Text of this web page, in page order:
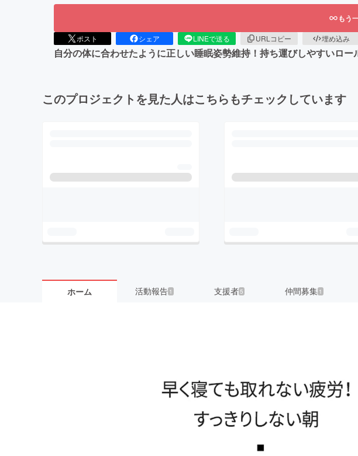
もう
ポスト シェア LINEで送る URLコピー 埋め込み
自分の体に合わせたように正しい睡眠姿勢維持！持ち運びしやすいロ
このプロジェクトを見た人はこちらもチェックしています
ホーム 活動報告 1 支援者5 仲間募集 1